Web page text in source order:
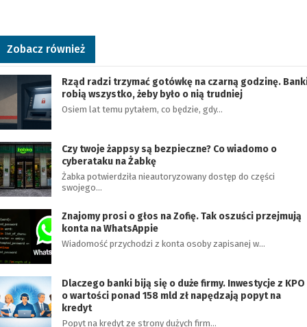
Zobacz również
Rząd radzi trzymać gotówkę na czarną godzinę.
robią wszystko, żeby było o nią trudniej
Osiem lat temu pytałem, co będzie, gdy…
Czy twoje żappsy są bezpieczne? Co wiadomo o
cyberataku na Żabkę
Żabka potwierdziła nieautoryzowany dostęp do części
swojego…
Znajomy prosi o głos na Zofię. Tak oszuści przejmują
konta na WhatsAppie
Wiadomość przychodzi z konta osoby zapisanej w…
Dlaczego banki biją się o duże firmy. Inwestycje z KPO
o wartości ponad 158 mld zł napędzają popyt na
kredyt
Popyt na kredyt ze strony dużych firm…